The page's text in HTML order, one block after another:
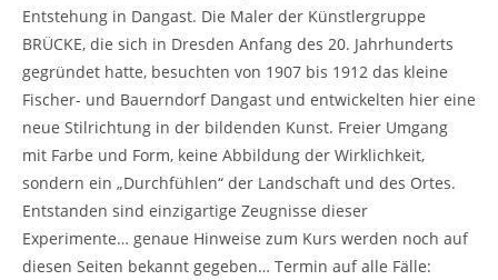
Entstehung in Dangast. Die Maler der Künstlergruppe
BRÜCKE, die sich in Dresden Anfang des 20. Jahrhunderts
gegründet hatte, besuchten von 1907 bis 1912 das kleine
Fischer- und Bauerndorf Dangast und entwickelten hier eine
neue Stilrichtung in der bildenden Kunst. Freier Umgang
mit Farbe und Form, keine Abbildung der Wirklichkeit,
sondern ein „Durchfühlen“ der Landschaft und des Ortes.
Entstanden sind einzigartige Zeugnisse dieser
Experimente… genaue Hinweise zum Kurs werden noch auf
diesen Seiten bekannt gegeben… Termin auf alle Fälle: